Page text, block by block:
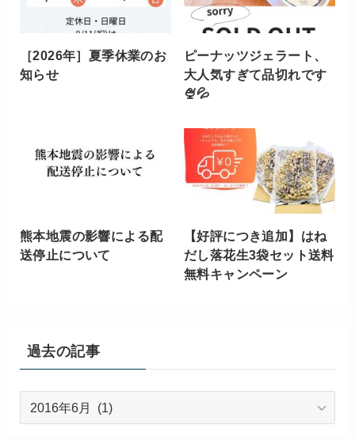
［2026年］夏季休業のお
知らせ
ピーナッツジェラート、
大人気すぎて品切れです
🍨💦
熊本地震の影響による配
送停止について
【好評につき追加】はね
だし落花生3袋セット送料
無料キャンペーン
過去の記事
過